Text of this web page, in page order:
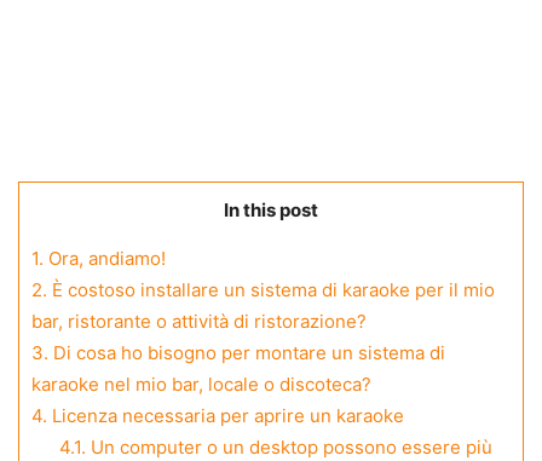
In this post
1. Ora, andiamo!
2. È costoso installare un sistema di karaoke per il mio
bar, ristorante o attività di ristorazione?
3. Di cosa ho bisogno per montare un sistema di
karaoke nel mio bar, locale o discoteca?
4. Licenza necessaria per aprire un karaoke
4.1. Un computer o un desktop possono essere più